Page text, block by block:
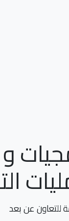
و
عن بعد